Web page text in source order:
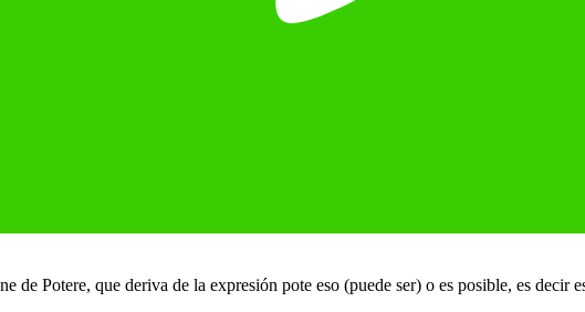
de Potere, que deriva de la expresión pote eso (puede ser) o es posible, es decir